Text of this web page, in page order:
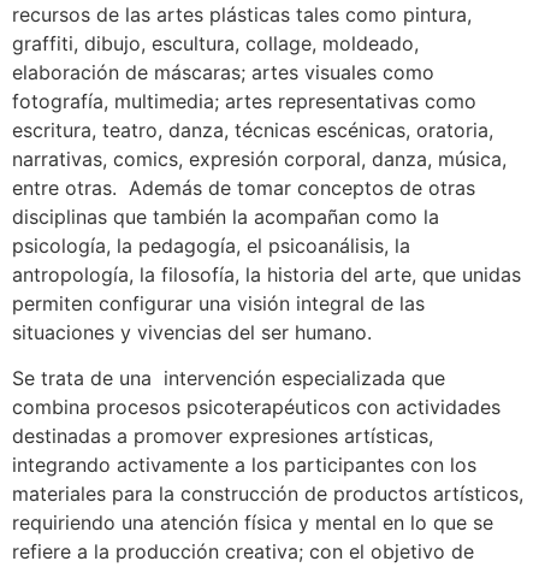
recursos de las artes plásticas tales como pintura,
graffiti, dibujo, escultura, collage, moldeado,
elaboración de máscaras; artes visuales como
fotografía, multimedia; artes representativas como
escritura, teatro, danza, técnicas escénicas, oratoria,
narrativas, comics, expresión corporal, danza, música,
entre otras. Además de tomar conceptos de otras
disciplinas que también la acompañan como la
psicología, la pedagogía, el psicoanálisis, la
antropología, la filosofía, la historia del arte, que unidas
permiten configurar una visión integral de las
situaciones y vivencias del ser humano.
Se trata de una intervención especializada que
combina procesos psicoterapéuticos con actividades
destinadas a promover expresiones artísticas,
integrando activamente a los participantes con los
materiales para la construcción de productos artísticos,
requiriendo una atención física y mental en lo que se
refiere a la producción creativa; con el objetivo de